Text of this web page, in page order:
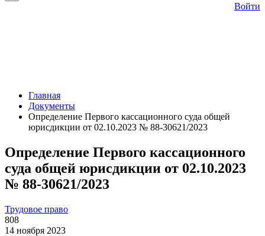
Войти
Главная
Документы
Определение Первого кассационного суда общей
юрисдикции от 02.10.2023 № 88-30621/2023
Определение Первого кассационного
суда общей юрисдикции от 02.10.2023
№ 88-30621/2023
Трудовое право
808
14 ноября 2023